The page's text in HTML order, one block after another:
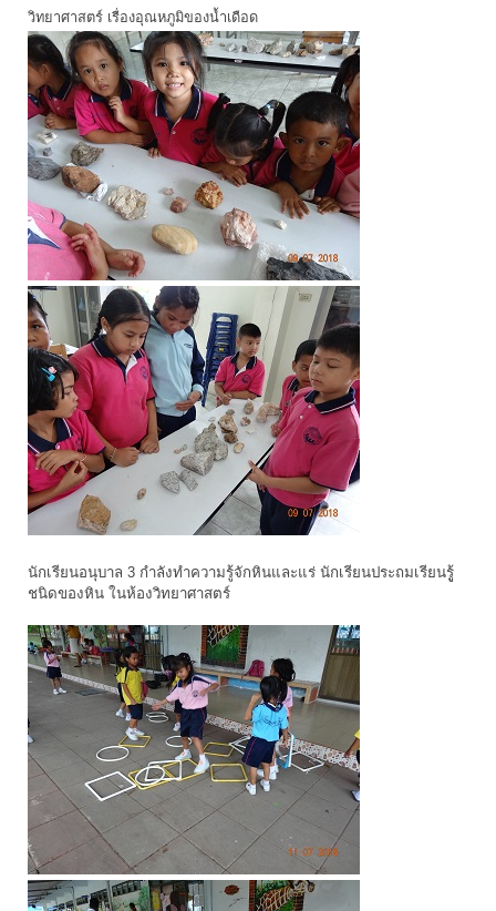
วิทยาศาสตร์ เรื่องอุณหภูมิของน้ำเดือด
นักเรียนอนุบาล 3 กำลังทำความรู้จักหินและแร่ นักเรียนประถมเรียนรูู้
ชนิดของหิน ในห้องวิทยาศาสตร์